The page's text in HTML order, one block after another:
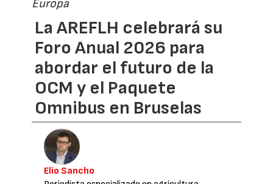
Europa
La AREFLH celebrará su
Foro Anual 2026 para
abordar el futuro de la
OCM y el Paquete
Omnibus en Bruselas
Elio Sancho